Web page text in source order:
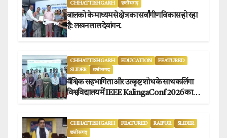
CHHATTISHGARH छत्तीसगढ़
बालको के माध्यम से क्षेत्र का सर्वांगीण विकास हो रहा
है: लखन लाल देवांगन.
CHHATTISHGARH EDUCATION
FEATURED
SLIDER
छत्तीसगढ़
वैश्विक सहभागिता और उत्कृष्ट शोध के साथ कलिंगा
विश्वविद्यालय में IEEE KalingaConf 2026 का
CHHATTISHGARH FEATURED RAIPUR
SLIDER
छत्तीसगढ़